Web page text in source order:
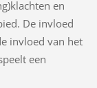
en
De invloed
invloed van het
een